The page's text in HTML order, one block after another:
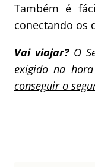
Também é
conectando os
Vai viajar? O
exigido na
conseguir o